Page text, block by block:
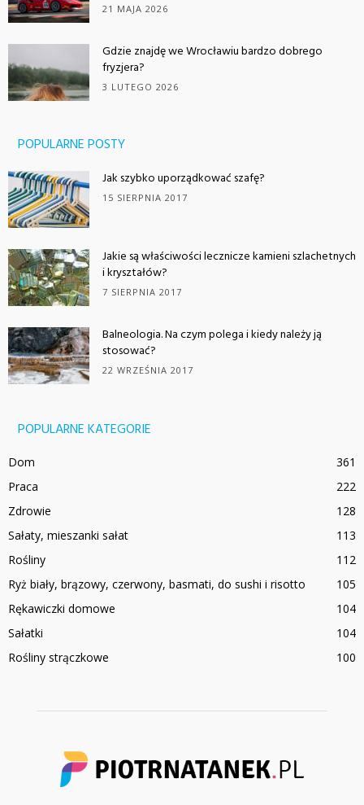
21 MAJA 2026
Gdzie znajdę we Wrocławiu bardzo dobrego
fryzjera?
3 LUTEGO 2026
POPULARNE POSTY
Jak szybko uporządkować szafę?
15 SIERPNIA 2017
Jakie są właściwości lecznicze kamieni szlachetnych
i kryształów?
7 SIERPNIA 2017
Balneologia. Na czym polega i kiedy należy ją
stosować?
22 WRZEŚNIA 2017
POPULARNE KATEGORIE
Dom
361
Praca
222
Zdrowie
128
Sałaty, mieszanki sałat
113
Rośliny
112
Ryż biały, brązowy, czerwony, basmati, do sushi i risotto
105
Rękawiczki domowe
104
Sałatki
104
Rośliny strączkowe
100